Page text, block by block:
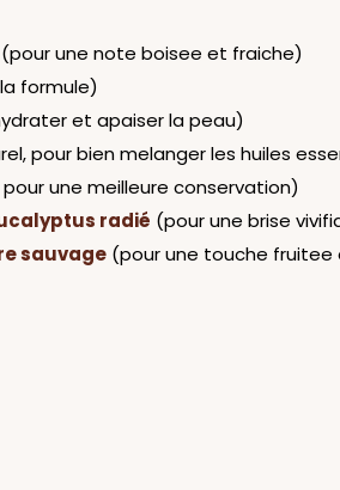
(pour une note boisee et fraiche)
formule)
et apaiser la peau)
pour bien melanger les huiles
une meilleure conservation)
radié (pour une brise
sauvage (pour une touche fruitee